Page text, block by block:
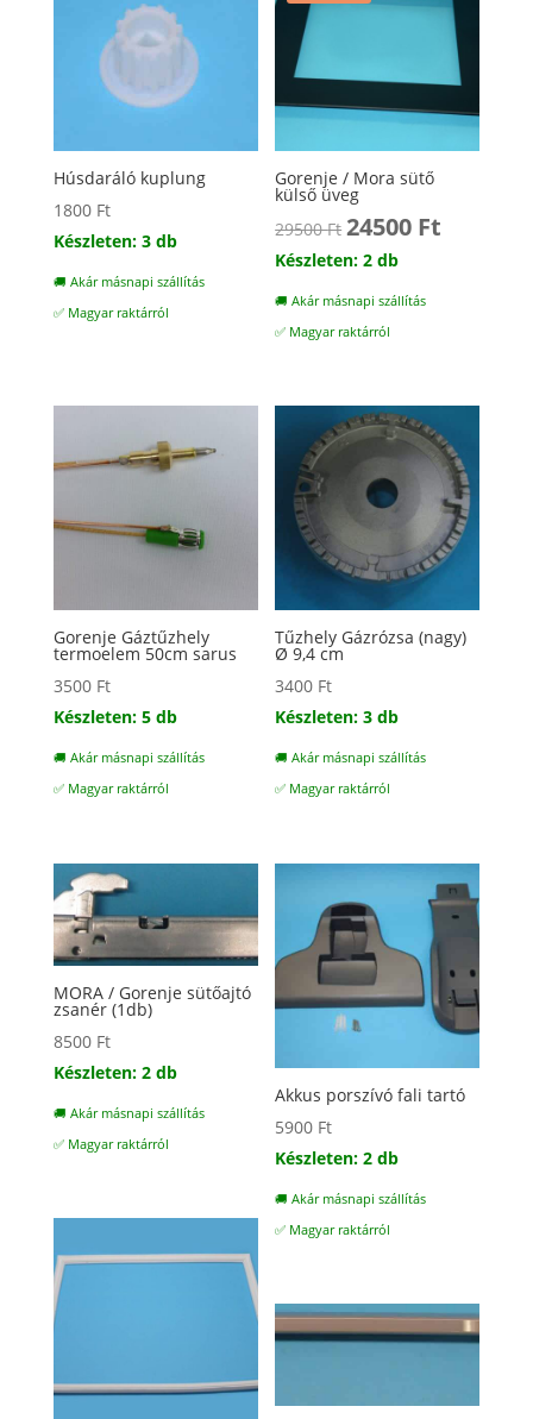
Húsdaráló kuplung
1800 Ft
Készleten: 3 db
🚚 Akár másnapi szállítás
✅ Magyar raktárról
Gorenje / Mora sütő
külső üveg
29500Ft Original
price
24500 Ft
Készleten: 2 db
🚚 Akár másnapi szállítás
✅ Magyar raktárról
Gorenje Gáztűzhely
termoelem 50cm sarus
3500 Ft
Készleten: 5 db
🚚 Akár másnapi szállítás
✅ Magyar raktárról
Tűzhely Gázrózsa (nagy)
Ø 9,4 cm
3400 Ft
Készleten: 3 db
🚚 Akár másnapi szállítás
✅ Magyar raktárról
MORA / Gorenje sütőajtó
zsanér (1db)
8500 Ft
Készleten: 2 db
🚚 Akár másnapi szállítás
✅ Magyar raktárról
Akkus porszívó fali tartó
5900 Ft
Készleten: 2 db
🚚 Akár másnapi szállítás
✅ Magyar raktárról